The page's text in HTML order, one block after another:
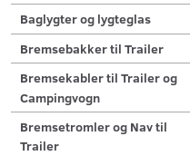
Baglygter og lygteglas
Bremsebakker til Trailer
Bremsekabler til Trailer og
Campingvogn
Bremsetromler og Nav til
Trailer